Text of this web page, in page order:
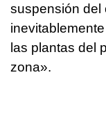
suspensión del
las plantas del
zona».